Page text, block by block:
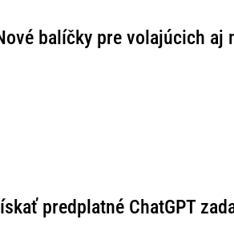
balíčky pre volajúcich aj
predplatné ChatGPT